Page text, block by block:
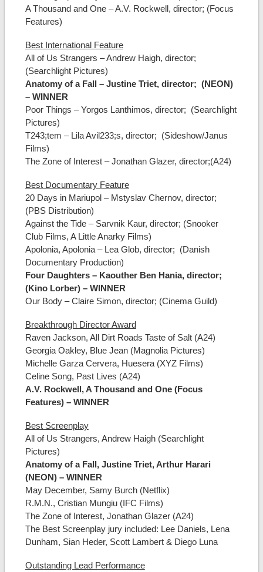
A Thousand and One – A.V. Rockwell, director; (Focus
Features)
Best International Feature
All of Us Strangers – Andrew Haigh, director;
(Searchlight Pictures)
Anatomy of a Fall – Justine Triet, director; (NEON)
– WINNER
Poor Things – Yorgos Lanthimos, director; (Searchlight
Pictures)
T243;tem – Lila Avil233;s, director; (Sideshow/Janus
Films)
The Zone of Interest – Jonathan Glazer, director;(A24)
Best Documentary Feature
20 Days in Mariupol – Mstyslav Chernov, director;
(PBS Distribution)
Against the Tide – Sarvnik Kaur, director; (Snooker
Club Films, A Little Anarky Films)
Apolonia, Apolonia – Lea Glob, director; (Danish
Documentary Production)
Four Daughters – Kaouther Ben Hania, director;
(Kino Lorber) – WINNER
Our Body – Claire Simon, director; (Cinema Guild)
Breakthrough Director Award
Raven Jackson, All Dirt Roads Taste of Salt (A24)
Georgia Oakley, Blue Jean (Magnolia Pictures)
Michelle Garza Cervera, Huesera (XYZ Films)
Celine Song, Past Lives (A24)
A.V. Rockwell, A Thousand and One (Focus
Features) – WINNER
Best Screenplay
All of Us Strangers, Andrew Haigh (Searchlight
Pictures)
Anatomy of a Fall, Justine Triet, Arthur Harari
(NEON) – WINNER
May December, Samy Burch (Netflix)
R.M.N., Cristian Mungiu (IFC Films)
The Zone of Interest, Jonathan Glazer (A24)
The Best Screenplay jury included: Lee Daniels, Lena
Dunham, Sian Heder, Scott Lambert & Diego Luna
Outstanding Lead Performance